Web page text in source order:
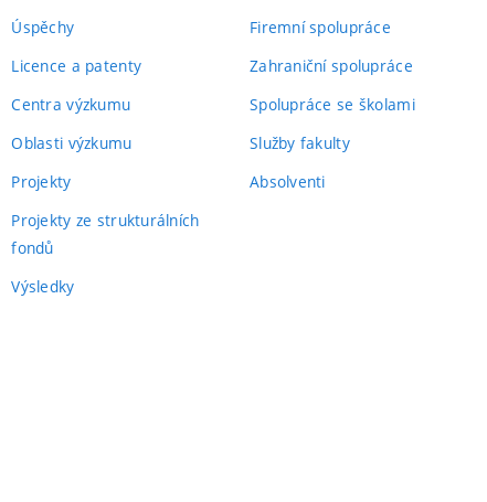
Úspěchy
Licence a patenty
Centra výzkumu
Oblasti výzkumu
Projekty
Projekty ze strukturálních
fondů
Výsledky
Firemní spolupráce
Zahraniční spolupráce
Spolupráce se školami
Služby fakulty
Absolventi